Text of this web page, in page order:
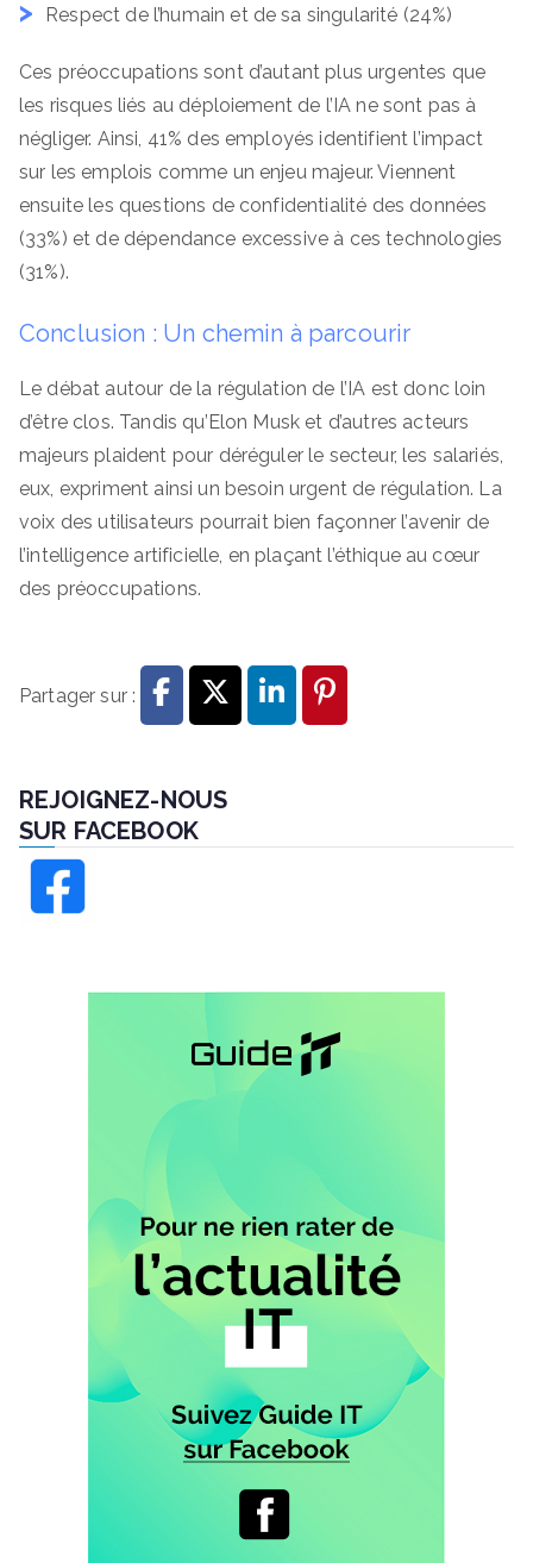
Respect de l’humain et de sa singularité (24%)
Ces préoccupations sont d’autant plus urgentes que
les risques liés au déploiement de l’IA ne sont pas à
négliger. Ainsi, 41% des employés identifient l’impact
sur les emplois comme un enjeu majeur. Viennent
ensuite les questions de confidentialité des données
(33%) et de dépendance excessive à ces technologies
(31%).
Conclusion : Un chemin à parcourir
Le débat autour de la régulation de l’IA est donc loin
d’être clos. Tandis qu’Elon Musk et d’autres acteurs
majeurs plaident pour déréguler le secteur, les salariés,
eux, expriment ainsi un besoin urgent de régulation. La
voix des utilisateurs pourrait bien façonner l’avenir de
l’intelligence artificielle, en plaçant l’éthique au cœur
des préoccupations.
Partager sur :
REJOIGNEZ-NOUS
SUR FACEBOOK